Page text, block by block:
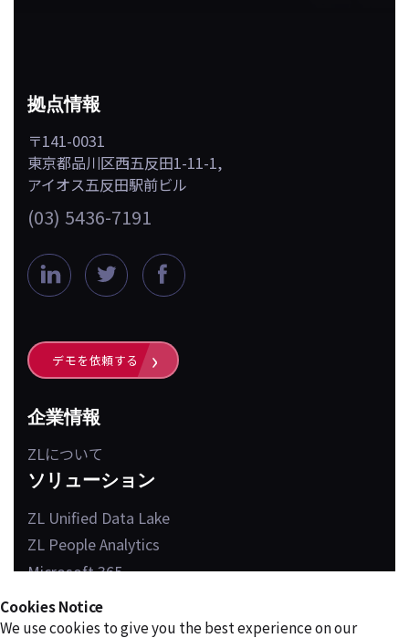
Cookies Notice
We use cookies to give you the best experience on our
拠点情報
〒141-0031
東京都品川区西五反田1-11-1,
アイオス五反田駅前ビル
(03) 5436-7191
L
i
k
e
d
i
n
T
w
t
t
e
r
F
a
e
b
デモを依頼する
企業情報
ZLについて
ソリューション
ZL Unified Data Lake
ZL People Analytics
Microsoft 365